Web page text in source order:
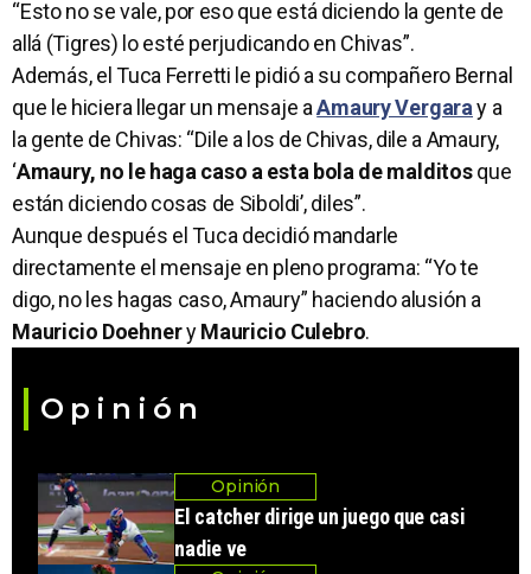
“Esto no se vale, por eso que está diciendo la gente de
allá (Tigres) lo esté perjudicando en Chivas”.
Además, el Tuca Ferretti le pidió a su compañero Bernal
que le hiciera llegar un mensaje aAmaury Vergaray a
la gente de Chivas: “Dile a los de Chivas, dile a Amaury,
‘Amaury, no le haga caso a esta bola de malditosque
están diciendo cosas de Siboldi’, diles”.
Aunque después el Tuca decidió mandarle
directamente el mensaje en pleno programa: “Yo te
digo, no les hagas caso, Amaury” haciendo alusión a
Mauricio DoehneryMauricio Culebro.
Opinión
Opinión
El catcher dirige un juego que casi
nadie ve